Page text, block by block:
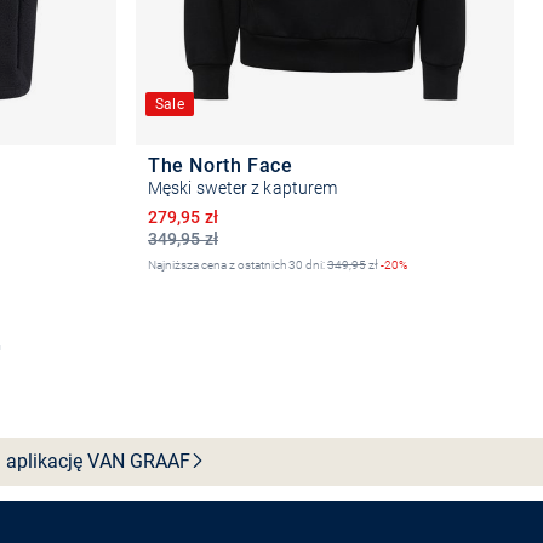
Sale
The North Face
Męski sweter z kapturem
349,95 zł
Obniżona cena
279,95 zł
Najniższa cena z ostatnich 30 dni:349,95zł-20%
aplikację VAN GRAAF